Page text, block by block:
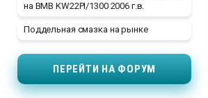
на BMB KW22PI/1300 2006 г.в.
Поддельная смазка на рынке
ПЕРЕЙТИ НА ФОРУМ